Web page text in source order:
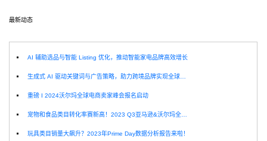
最新动态
AI 辅助选品与智能 Listing 优化，推动智能家电品牌高效增长
生成式 AI 驱动关键词与广告策略，助力跨境品牌实现全球增长突破
重磅 I 2024沃尔玛全球电商卖家峰会报名启动
宠物和食品类目转化率赛新高！2023 Q3亚马逊&沃尔玛全球电商CPC数据发布！
玩具类目销量大飙升？2023年Prime Day数据分析报告来啦！